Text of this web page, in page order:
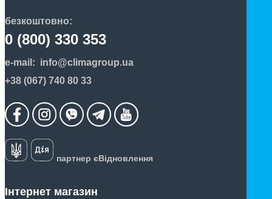
безкоштовно:
0 (800) 330 353
e-mail: info@climagroup.ua
+38 (067) 740 80 33
партнер єВідновлення
Інтернет магазин